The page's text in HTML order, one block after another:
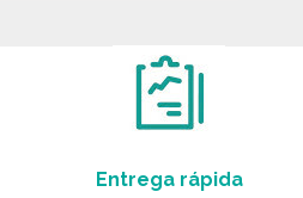
Entrega rápida